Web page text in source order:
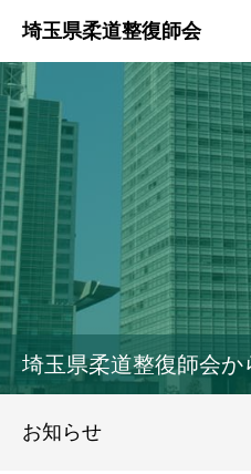
埼玉県柔道整復師会か
お知らせ
本会のご紹介
情報公開
柔道整復師とは
接骨院・整骨院検索